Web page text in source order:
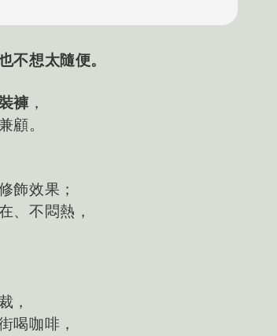
不想太隨便。
褲 ，
顧。
飾效果；
、不悶熱，
，
喝咖啡，